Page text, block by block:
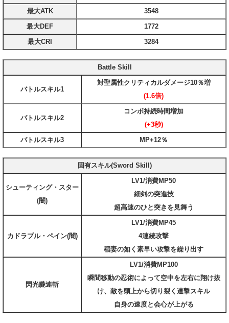
最大ATK
3548
最大DEF
1772
最大CRI
3284
Battle Skill
バトルスキル1
対聖属性クリティカルダメージ10％増
(1.6倍)
バトルスキル2
コンボ持続時間増加
(+3秒)
バトルスキル3
MP+12％
固有スキル(Sword Skill)
シューティング・スター
(闇)
LV1/消費MP50
細剣の突進技
超高速のひと突きを見舞う
カドラプル・ペイン(闇)
LV1/消費MP45
4連続攻撃
稲妻の如く素早い攻撃を繰り出す
閃光朧連斬
LV1/消費MP100
瞬間移動の忍術によって空中を左右に翔け抜
け、敵を頭上から切り裂く連撃スキル
自身の速度と会心が上がる